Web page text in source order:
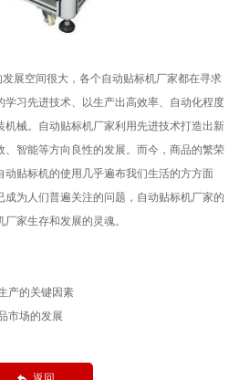
展空间很大，各个自动贴标机厂家都在寻求
习先进技术、以生产出高效率、自动化程度
械。自动贴标机厂家利用先进技术打造出新
智能等方向良性的发展。而今，商品的繁荣
贴标机的使用几乎遍布我们生活的方方面
为人们普遍关注的问题，自动贴标机厂家的
家生存和发展的灵魂。
产的关键因素
市场的发展